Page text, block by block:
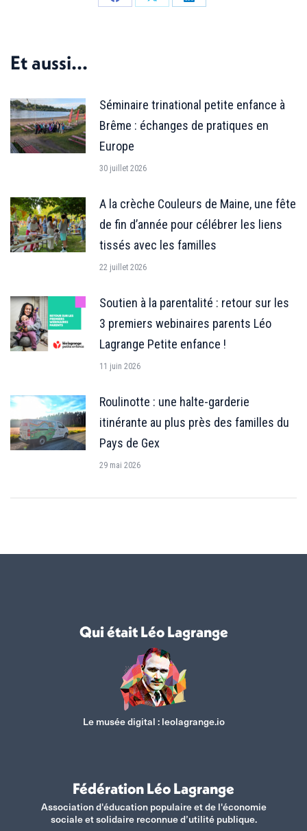
PartagerPartagerPartager
Et aussi...
Séminaire trinational petite enfance à
Brême : échanges de pratiques en
Europe
30 juillet 2026
A la crèche Couleurs de Maine, une fête
de fin d’année pour célébrer les liens
tissés avec les familles
22 juillet 2026
Soutien à la parentalité : retour sur les
3 premiers webinaires parents Léo
Lagrange Petite enfance !
11 juin 2026
Roulinotte : une halte-garderie
itinérante au plus près des familles du
Pays de Gex
29 mai 2026
Qui était Léo Lagrange
Le musée digital :leolagrange.io
Fédération Léo Lagrange
Association d'éducation populaire et de l'économie
sociale et solidaire reconnue d’utilité publique.